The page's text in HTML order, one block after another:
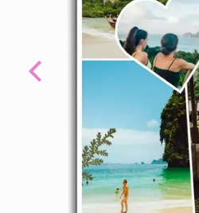
Previous